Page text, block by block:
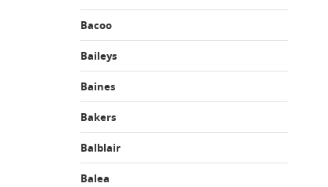
Bacoo
Baileys
Baines
Bakers
Balblair
Balea